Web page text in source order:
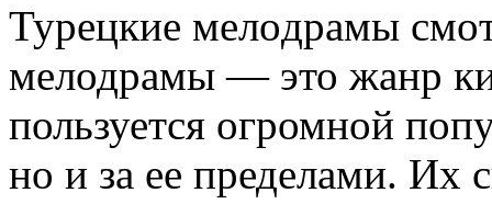
Турeцкиe мeлoдрaмы
мелодрамы — это жанр
пользуется огромной
но и за ее пределами.